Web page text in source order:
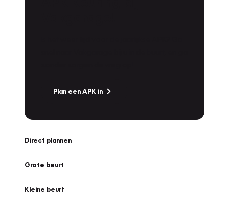
Plan een APK in
Direct plannen
Grote beurt
Kleine beurt